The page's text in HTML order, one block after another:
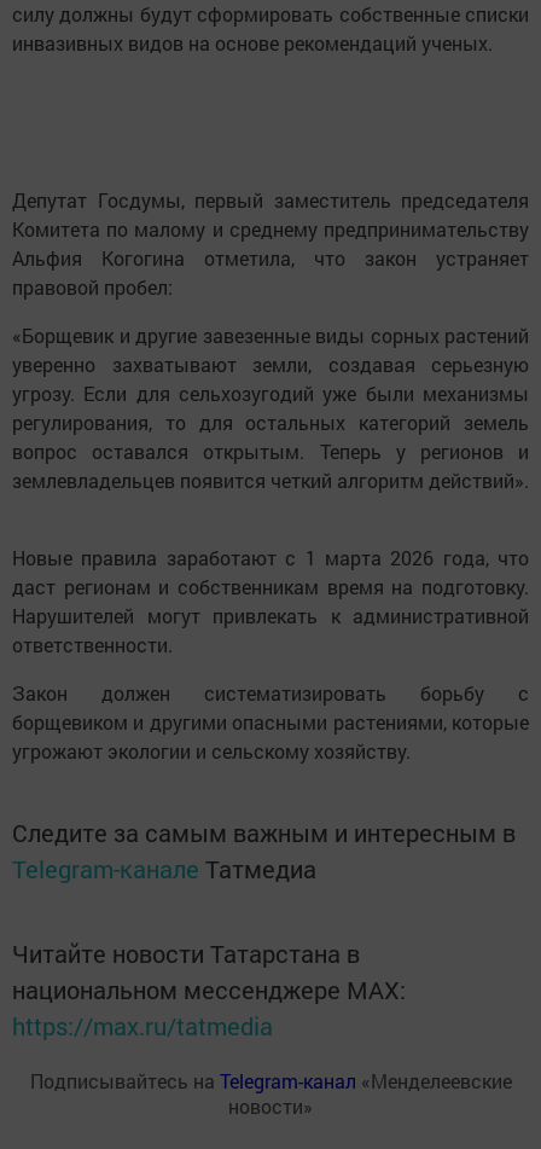
силу должны будут сформировать собственные списки
инвазивных видов на основе рекомендаций ученых.
Депутат Госдумы, первый заместитель председателя
Комитета по малому и среднему предпринимательству
Альфия Когогина отметила, что закон устраняет
правовой пробел:
«Борщевик и другие завезенные виды сорных растений
уверенно захватывают земли, создавая серьезную
угрозу. Если для сельхозугодий уже были механизмы
регулирования, то для остальных категорий земель
вопрос оставался открытым. Теперь у регионов и
землевладельцев появится четкий алгоритм действий».
Новые правила заработают с 1 марта 2026 года, что
даст регионам и собственникам время на подготовку.
Нарушителей могут привлекать к административной
ответственности.
Закон должен систематизировать борьбу с
борщевиком и другими опасными растениями, которые
угрожают экологии и сельскому хозяйству.
Следите за самым важным и интересным в
Telegram-канале Татмедиа
Читайте новости Татарстана в
национальном мессенджере MАХ:
https://max.ru/tatmedia
Подписывайтесь на Telegram-канал «Менделеевские
новости»